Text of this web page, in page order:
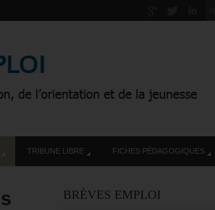
TRIBUNE LIBRE FICHES PÉDAGOGIQUES
BRÈVES EMPLOI